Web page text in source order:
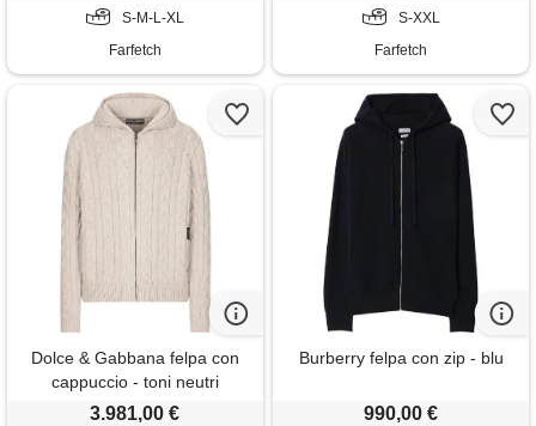
S-M-L-XL
Farfetch
S-XXL
Farfetch
Dolce & Gabbana felpa con
cappuccio - toni neutri
3.981,00 €
Burberry felpa con zip - blu
990,00 €